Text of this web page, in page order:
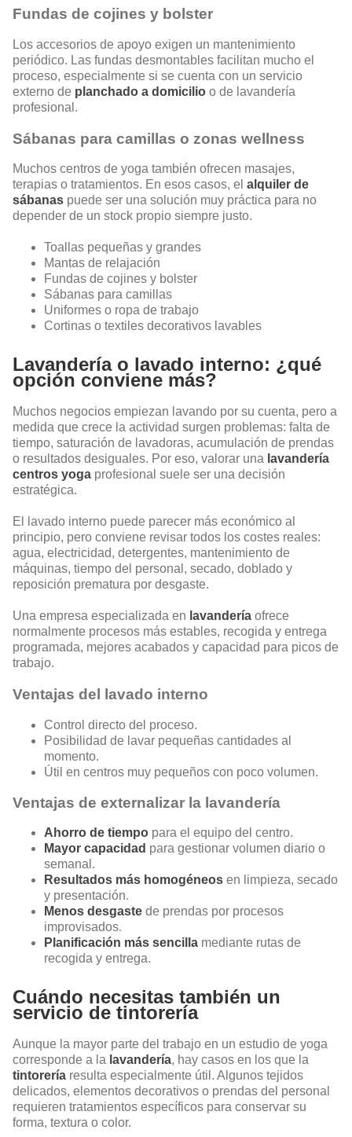
Fundas de cojines y bolster
Los accesorios de apoyo exigen un mantenimiento
periódico. Las fundas desmontables facilitan mucho el
proceso, especialmente si se cuenta con un servicio
externo de planchado a domicilio o de lavandería
profesional.
Sábanas para camillas o zonas wellness
Muchos centros de yoga también ofrecen masajes,
terapias o tratamientos. En esos casos, el alquiler de
sábanas puede ser una solución muy práctica para no
depender de un stock propio siempre justo.
Toallas pequeñas y grandes
Mantas de relajación
Fundas de cojines y bolster
Sábanas para camillas
Uniformes o ropa de trabajo
Cortinas o textiles decorativos lavables
Lavandería o lavado interno: ¿qué
opción conviene más?
Muchos negocios empiezan lavando por su cuenta, pero a
medida que crece la actividad surgen problemas: falta de
tiempo, saturación de lavadoras, acumulación de prendas
o resultados desiguales. Por eso, valorar una lavandería
centros yoga profesional suele ser una decisión
estratégica.
El lavado interno puede parecer más económico al
principio, pero conviene revisar todos los costes reales:
agua, electricidad, detergentes, mantenimiento de
máquinas, tiempo del personal, secado, doblado y
reposición prematura por desgaste.
Una empresa especializada en lavandería ofrece
normalmente procesos más estables, recogida y entrega
programada, mejores acabados y capacidad para picos de
trabajo.
Ventajas del lavado interno
Control directo del proceso.
Posibilidad de lavar pequeñas cantidades al
momento.
Útil en centros muy pequeños con poco volumen.
Ventajas de externalizar la lavandería
Ahorro de tiempo para el equipo del centro.
Mayor capacidad para gestionar volumen diario o
semanal.
Resultados más homogéneos en limpieza, secado
y presentación.
Menos desgaste de prendas por procesos
improvisados.
Planificación más sencilla mediante rutas de
recogida y entrega.
Cuándo necesitas también un
servicio de tintorería
Aunque la mayor parte del trabajo en un estudio de yoga
corresponde a la lavandería, hay casos en los que la
tintorería resulta especialmente útil. Algunos tejidos
delicados, elementos decorativos o prendas del personal
requieren tratamientos específicos para conservar su
forma, textura o color.